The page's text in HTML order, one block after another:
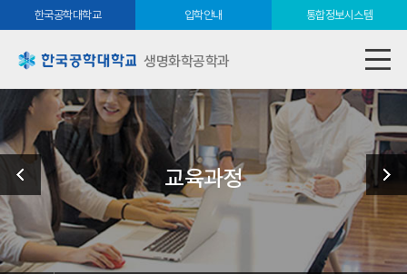
한국공학대학교 입학안내 통합정보시스템
생명화학공학과
교육과정